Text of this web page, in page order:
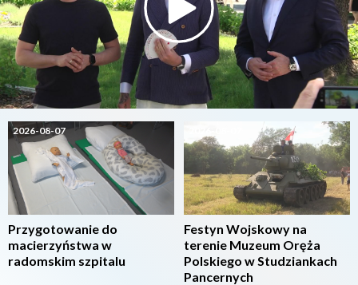
2026-08-07
Przygotowanie do
macierzyństwa w
radomskim szpitalu
Festyn Wojskowy na
terenie Muzeum Oręża
Polskiego w Studziankach
Pancernych